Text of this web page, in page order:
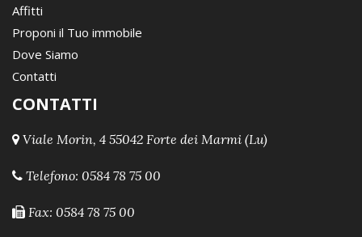
Affitti
Proponi il Tuo immobile
Dove Siamo
Contatti
CONTATTI
Viale Morin, 4 55042 Forte dei Marmi (Lu)
Telefono: 0584 78 75 00
Fax: 0584 78 75 00